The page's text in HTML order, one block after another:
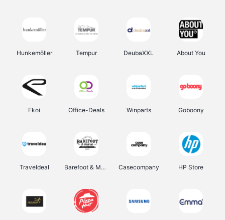
Hunkemöller Tempur DeubaXXL About You
Ekoi Office-Deals Winparts Goboony
Traveldeal Barefoot & More Casecompany HP Store